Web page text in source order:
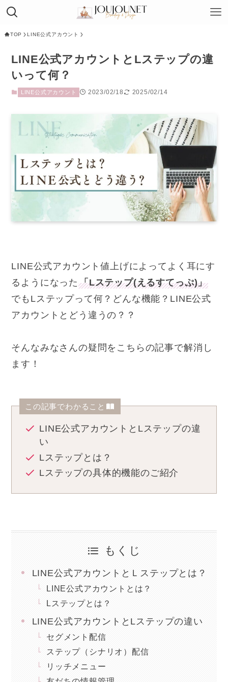
TOP LINE公式アカウント
LINE公式アカウントとLステップの違
いって何？
LINE公式アカウント 2023/02/18 2025/02/14
LINE公式アカウント値上げによってよく耳にす
るようになった「Lステップ(えるすてっぷ)」
でもLステップって何？どんな機能？LINE公式
アカウントとどう違うの？？
そんなみなさんの疑問をこちらの記事で解消し
ます！
この記事でわかること
LINE公式アカウントとLステップの違
い
Lステップとは？
Lステップの具体的機能のご紹介
もくじ
LINE公式アカウントとＬステップとは？
LINE公式アカウントとは？
Lステップとは？
LINE公式アカウントとLステップの違い
セグメント配信
ステップ（シナリオ）配信
リッチメニュー